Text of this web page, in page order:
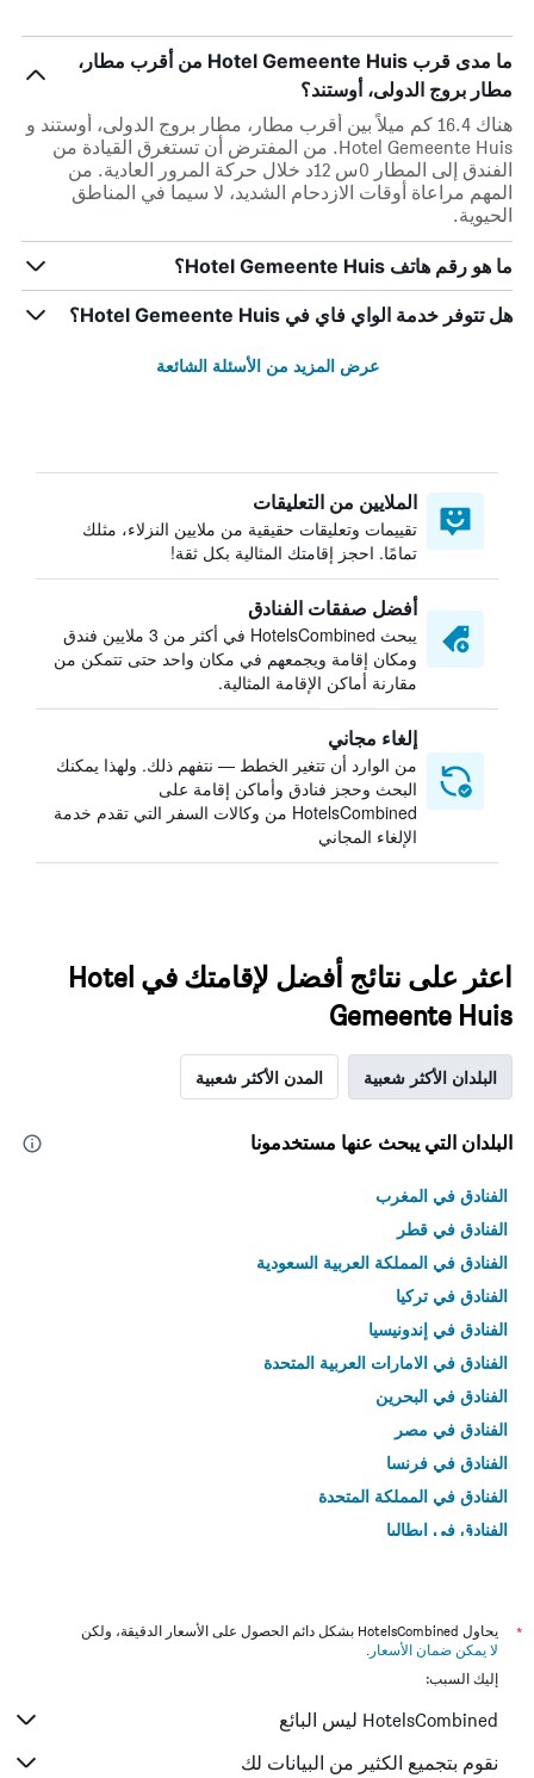
ما مدى قرب Hotel Gemeente Huis من أقرب مطار،
مطار بروج الدولى، أوستند؟
هناك 16.4 كم ميلاً بين أقرب مطار، مطار بروج الدولى، أوستند و
Hotel Gemeente Huis. من المفترض أن تستغرق القيادة من
الفندق إلى المطار 0س 12د خلال حركة المرور العادية. من
المهم مراعاة أوقات الازدحام الشديد، لا سيما في المناطق
الحيوية.
ما هو رقم هاتف Hotel Gemeente Huis؟
هل تتوفر خدمة الواي فاي في Hotel Gemeente Huis؟
عرض المزيد من الأسئلة الشائعة
الملايين من التعليقات
تقييمات وتعليقات حقيقية من ملايين النزلاء، مثلك
تمامًا. احجز إقامتك المثالية بكل ثقة!
أفضل صفقات الفنادق
يبحث HotelsCombined في أكثر من 3 ملايين فندق
ومكان إقامة ويجمعهم في مكان واحد حتى تتمكن من
مقارنة أماكن الإقامة المثالية.
إلغاء مجاني
من الوارد أن تتغير الخطط — نتفهم ذلك. ولهذا يمكنك
البحث وحجز فنادق وأماكن إقامة على
HotelsCombined من وكالات السفر التي تقدم خدمة
الإلغاء المجاني
اعثر على نتائج أفضل لإقامتك في Hotel
Gemeente Huis
البلدان الأكثر شعبية المدن الأكثر شعبية
البلدان التي يبحث عنها مستخدمونا
الفنادق في المغرب
الفنادق في قطر
الفنادق في المملكة العربية السعودية
الفنادق في تركيا
الفنادق في إندونيسيا
الفنادق في الامارات العربية المتحدة
الفنادق في البحرين
الفنادق في مصر
الفنادق في فرنسا
الفنادق في المملكة المتحدة
الفنادق في إيطاليا
*
يحاول HotelsCombined بشكل دائم الحصول على الأسعار الدقيقة، ولكن
لا يمكن ضمان الأسعار .
إليك السبب:
HotelsCombined ليس البائع
نقوم بتجميع الكثير من البيانات لك